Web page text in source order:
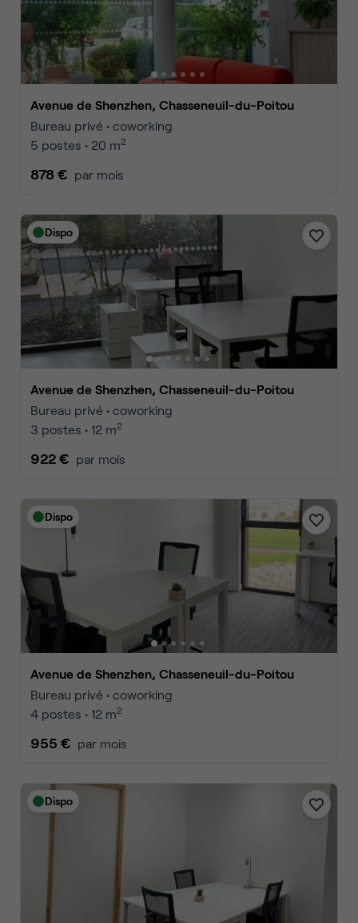
Avenue de Shenzhen, Chasseneuil-du-Poitou
Bureau privé • coworking
5 postes • 20 m2
878 € par mois
Dispo
Avenue de Shenzhen, Chasseneuil-du-Poitou
Bureau privé • coworking
3 postes • 12 m2
922 € par mois
Dispo
Avenue de Shenzhen, Chasseneuil-du-Poitou
Bureau privé • coworking
4 postes • 12 m2
955 € par mois
Dispo